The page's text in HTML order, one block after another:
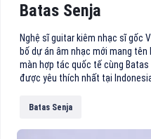
Batas Senja
Nghệ sĩ guitar kiêm nhạc sĩ gốc
bố dự án âm nhạc mới mang
màn hợp tác quốc tế cùng
được yêu thích nhất tại Indonesia
Batas Senja